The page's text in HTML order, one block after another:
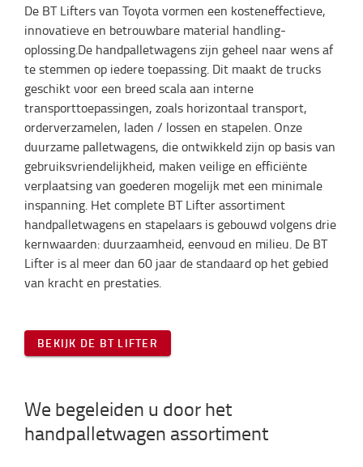
De BT Lifters van Toyota vormen een kosteneffectieve,
innovatieve en betrouwbare material handling-
oplossing.De handpalletwagens zijn geheel naar wens af
te stemmen op iedere toepassing. Dit maakt de trucks
geschikt voor een breed scala aan interne
transporttoepassingen, zoals horizontaal transport,
orderverzamelen, laden / lossen en stapelen. Onze
duurzame palletwagens, die ontwikkeld zijn op basis van
gebruiksvriendelijkheid, maken veilige en efficiënte
verplaatsing van goederen mogelijk met een minimale
inspanning. Het complete BT Lifter assortiment
handpalletwagens en stapelaars is gebouwd volgens drie
kernwaarden: duurzaamheid, eenvoud en milieu. De BT
Lifter is al meer dan 60 jaar de standaard op het gebied
van kracht en prestaties.
BEKIJK DE BT LIFTER
We begeleiden u door het
handpalletwagen assortiment